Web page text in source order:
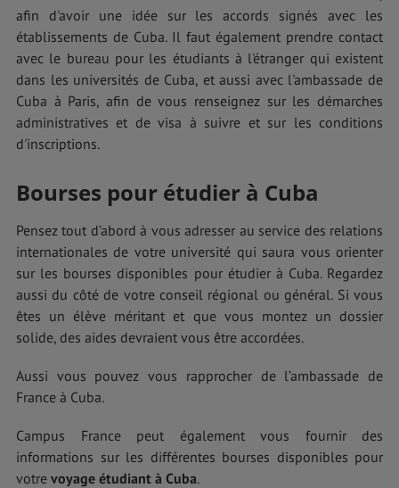
afin d'avoir une idée sur les accords signés avec les
établissements de Cuba. Il faut également prendre contact
avec le bureau pour les étudiants à l'étranger qui existent
dans les universités de Cuba, et aussi avec l'ambassade de
Cuba à Paris, afin de vous renseignez sur les démarches
administratives et de visa à suivre et sur les conditions
d'inscriptions.
Bourses pour étudier à Cuba
Pensez tout d’abord à vous adresser au service des relations
internationales de votre université qui saura vous orienter
sur les bourses disponibles pour étudier à Cuba. Regardez
aussi du côté de votre conseil régional ou général. Si vous
êtes un élève méritant et que vous montez un dossier
solide, des aides devraient vous être accordées.
Aussi vous pouvez vous rapprocher de l’ambassade de
France à Cuba.
Campus France peut également vous fournir des
informations sur les différentes bourses disponibles pour
votre voyage étudiant à Cuba.